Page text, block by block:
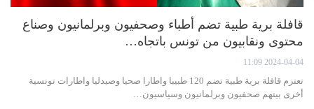
قافلة برية طبية تضم أطباء وصحفيون وبرلمانيون وصناع
محتوى ونقابيون من تونس باتجاه…
2024-04-04 11:09
تعتزم قافلة برية طبية تضم 120 طبيبا واطارا صحيا وصيدليا واطارات تونسية
أخرى بينهم صحفيون وبرلمانيون وسياسيون…